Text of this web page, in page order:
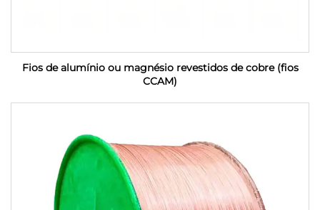
Fios de alumínio ou magnésio revestidos de cobre (fios
CCAM)